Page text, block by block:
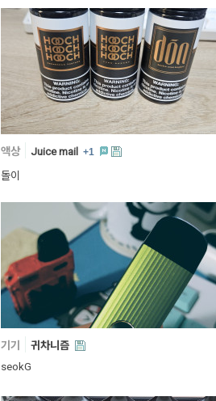
액상 Juice mail +1
돌이
기기
귀차니즘
seokG